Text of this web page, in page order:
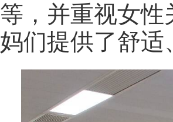
等，并重视女
妈们提供了舒适